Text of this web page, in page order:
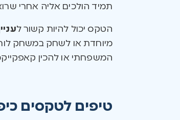
תמיד הולכים אליה אחרי
הטקס יכול להיות קשור ל
מיוחדת או לשחק במשחק
המשפחתי או להכין
טיפים לטקסים